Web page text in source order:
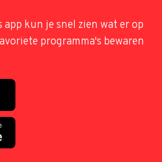
app kun je snel zien wat er op
programma's bewaren